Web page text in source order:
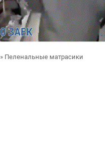
» Пеленальные матрасики